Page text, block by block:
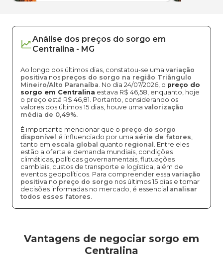
Análise dos preços do sorgo em
Centralina - MG
Ao longo dos últimos dias, constatou-se uma variação
positiva nos preços do sorgo na região Triângulo
Mineiro/Alto Paranaíba. No dia 24/07/2026, o preço do
sorgo em Centralina estava R$ 46,58, enquanto, hoje
o preço está R$ 46,81. Portanto, considerando os
valores dos últimos 15 dias, houve uma valorização
média de 0,49%.
É importante mencionar que o preço do sorgo
disponível é influenciado por uma série de fatores,
tanto em escala global quanto regional . Entre eles
estão a oferta e demanda mundiais, condições
climáticas, políticas governamentais, flutuações
cambiais, custos de transporte e logística, além de
eventos geopolíticos. Para compreender essa variação
positiva no preço do sorgo nos últimos 15 dias e tomar
decisões informadas no mercado, é essencial analisar
todos esses fatores.
Vantagens de negociar sorgo em
Centralina